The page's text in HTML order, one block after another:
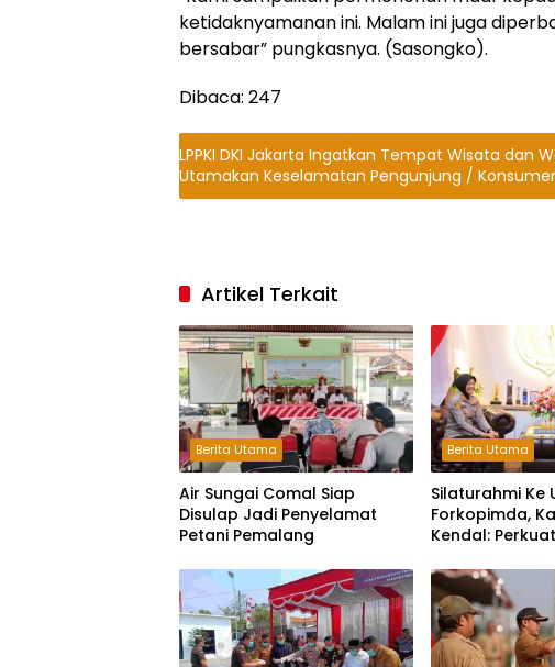
ketidaknyamanan ini. Malam ini juga
bersabar” pungkasnya. (Sasongko).
Dibaca: 247
LPPKI DKI Jakarta Ingatkan Tempat Wisata dan
Utamakan Keselamatan Pengunjung /
Artikel Terkait
Berita Utama
Air Sungai Comal Siap
Disulap Jadi Penyelamat
Petani Pemalang
Berita Utama
Silaturahmi Ke
Forkopimda,
Kendal: